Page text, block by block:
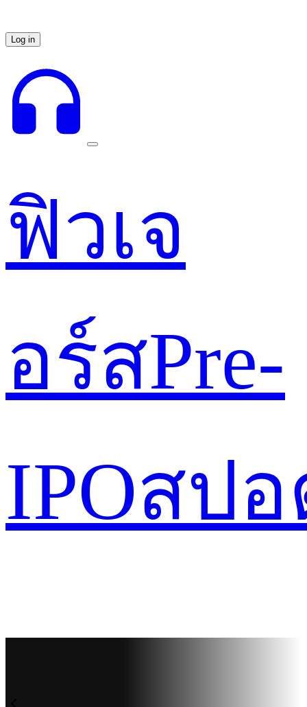
Log in
ฟิวเจ
อร์สPre-
IPOสป